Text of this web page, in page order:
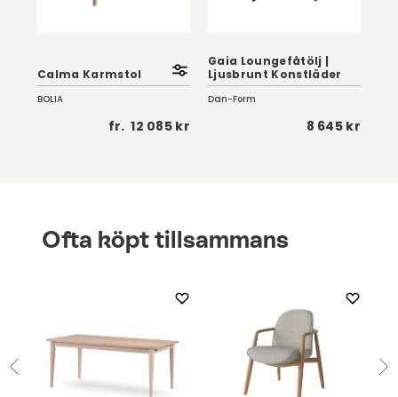
Calma Karmstol
BOLIA
fr. 12 085 kr
Gaia Loungefåtölj |
Ljusbrunt Konstläder
Dan-Form
8 645 kr
Ofta köpt tillsammans